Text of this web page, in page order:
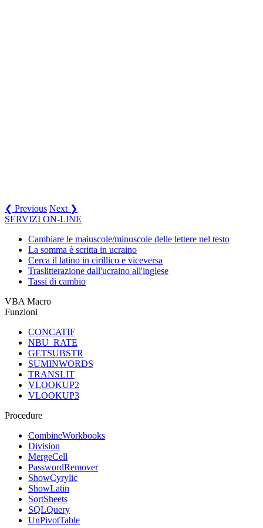
❮ Previous Next ❯
SERVIZI ON-LINE
Cambiare le maiuscole/minuscole delle lettere nel testo
La somma è scritta in ucraino
Cerca il latino in cirillico e viceversa
Traslitterazione dall'ucraino all'inglese
Tassi di cambio
VBA Macro
Funzioni
CONCATIF
NBU_RATE
GETSUBSTR
SUMINWORDS
TRANSLIT
VLOOKUP2
VLOOKUP3
Procedure
CombineWorkbooks
Division
MergeCell
PasswordRemover
ShowCyrylic
ShowLatin
SortSheets
SQLQuery
UnPivotTable